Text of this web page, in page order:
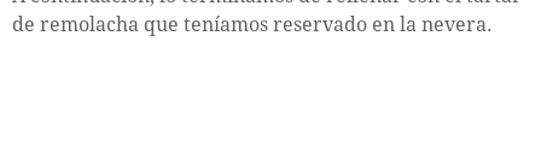
de remolacha que teníamos reservado en la nevera.